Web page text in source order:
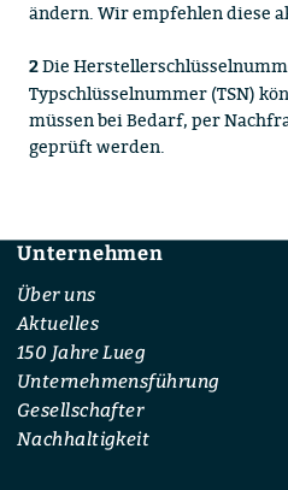
ändern. Wir empfehlen diese
2Die
Typschlüsselnummer (TSN)
müssen bei Bedarf, per
geprüft werden.
Footer
Unternehmen
Über uns
Aktuelles
150 Jahre Lueg
Unternehmensführung
Gesellschafter
Nachhaltigkeit